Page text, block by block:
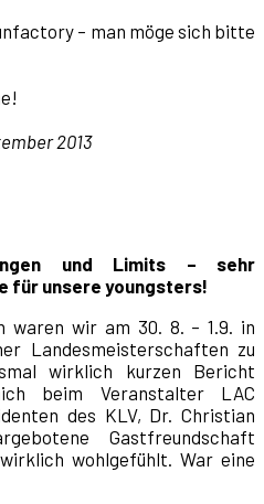
– man möge sich bitte
2013
und Limits – sehr
für unsere youngsters!
waren wir am 30. 8. – 1.9. in
Landesmeisterschaften zu
wirklich kurzen Bericht
beim Veranstalter LAC
des KLV, Dr. Christian
Gastfreundschaft
wohlgefühlt. War eine